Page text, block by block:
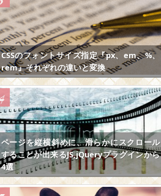
CSSのフォントサイズ指定『px、em、%、
rem』それぞれの違いと変換
ページを縦横斜めに、滑らかにスクロール
することが出来るJS,jQueryプラグインから
4選